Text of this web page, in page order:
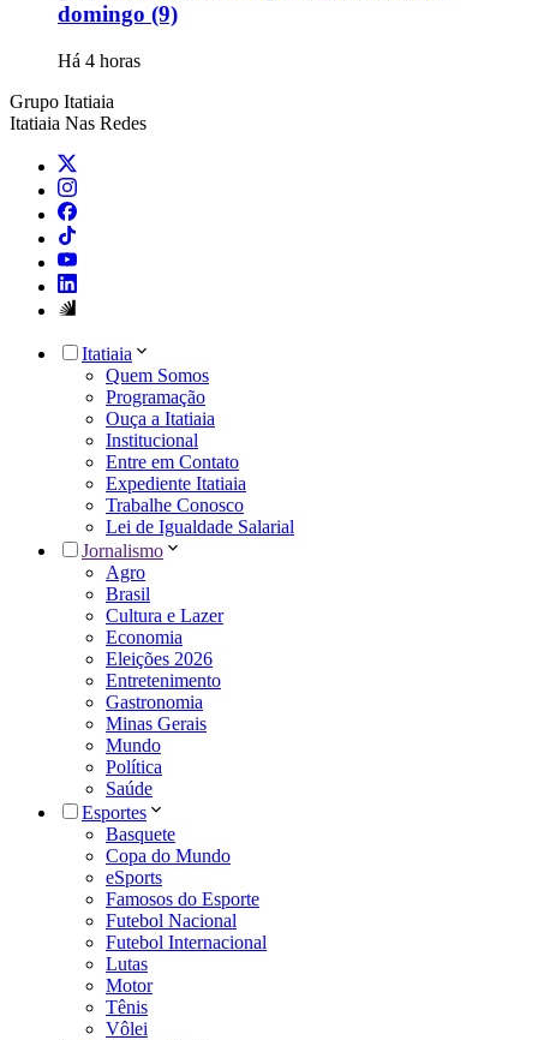
domingo (9)
Há 4 horas
Grupo Itatiaia
Itatiaia Nas Redes
Itatiaia
Quem Somos
Programação
Ouça a Itatiaia
Institucional
Entre em Contato
Expediente Itatiaia
Trabalhe Conosco
Lei de Igualdade Salarial
Jornalismo
Agro
Brasil
Cultura e Lazer
Economia
Eleições 2026
Entretenimento
Gastronomia
Minas Gerais
Mundo
Política
Saúde
Esportes
Basquete
Copa do Mundo
eSports
Famosos do Esporte
Futebol Nacional
Futebol Internacional
Lutas
Motor
Tênis
Vôlei